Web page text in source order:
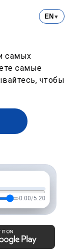
EN ▼
самых
самые
чтобы
0:00/5:20